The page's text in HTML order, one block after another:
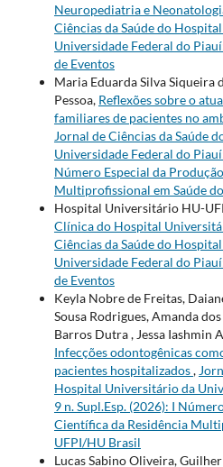
Neuropediatria e
Ciências da Saúde do
Universidade Federal do
de Eventos
Maria Eduarda Silva Siqueira
Pessoa, Reflexões sobre o
familiares de pacientes no
Jornal de Ciências da Saúde
Universidade Federal do
Número Especial da
Multiprofissional em Saúde
Hospital Universitário HU-
Clínica do Hospital
Ciências da Saúde do
Universidade Federal do
de Eventos
Keyla Nobre de Freitas,
Sousa Rodrigues, Amanda
Barros Dutra , Jessa Iashmin
Infecções odontogênicas
pacientes hospitalizados,
Hospital Universitário da
9 n. Supl.Esp. (2026): I
Científica da Residência
UFPI/HU Brasil
Lucas Sabino Oliveira,